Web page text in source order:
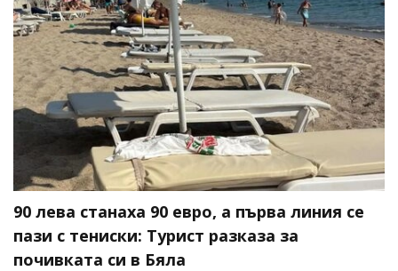
90 лева станаха 90 евро, а първа линия се
пази с тениски: Турист разказа за
почивката си в Бяла